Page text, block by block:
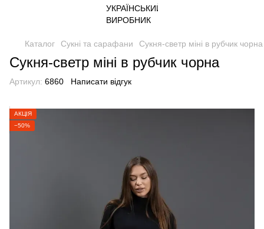
Каталог Сукні та сарафани Сукня-светр міні в рубчик чорна
Сукня-светр міні в рубчик чорна
Артикул: 6860 Написати відгук
АКЦІЯ
−50%